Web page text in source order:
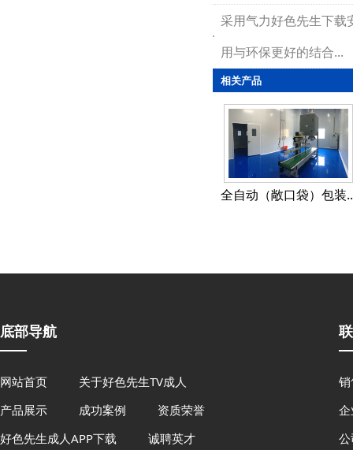
采用气力好色先生下载
用与环保更好的结合...
相关产品
全自动（敞口袋）包装
底部导航
网站首页
关于好色先生TV成人
产品展示
成功案例
资质荣誉
好色先生成人APP下载
诚聘英才